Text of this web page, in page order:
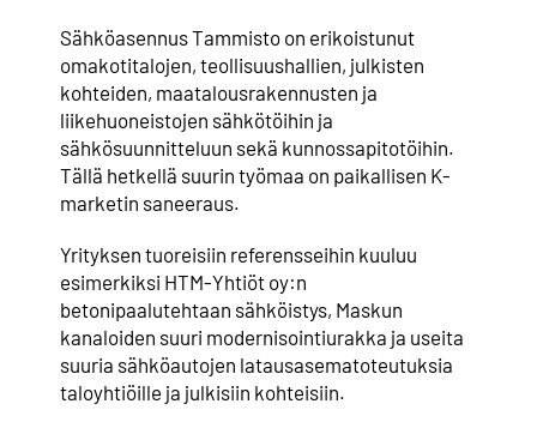
Sähköasennus Tammisto on erikoistunut
omakotitalojen, teollisuushallien, julkisten
kohteiden, maatalousrakennusten ja
liikehuoneistojen sähkötöihin ja
sähkösuunnitteluun sekä kunnossapitotöihin.
Tällä hetkellä suurin työmaa on paikallisen K-
marketin saneeraus.
Yrityksen tuoreisiin referensseihin kuuluu
esimerkiksi HTM-Yhtiöt oy:n
betonipaalutehtaan sähköistys, Maskun
kanaloiden suuri modernisointiurakka ja useita
suuria sähköautojen latausasematoteutuksia
taloyhtiöille ja julkisiin kohteisiin.